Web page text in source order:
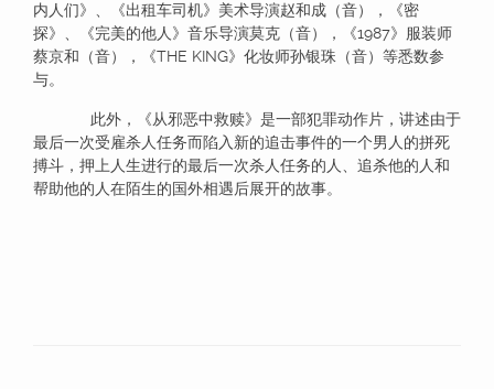
内人们》、《出租车司机》美术导演赵和成（音），《密
探》、《完美的他人》音乐导演莫克（音），《1987》服装师
蔡京和（音），《THE KING》化妆师孙银珠（音）等悉数参
与。
此外，《从邪恶中救赎》是一部犯罪动作片，讲述由于
最后一次受雇杀人任务而陷入新的追击事件的一个男人的拼死
搏斗，押上人生进行的最后一次杀人任务的人、追杀他的人和
帮助他的人在陌生的国外相遇后展开的故事。